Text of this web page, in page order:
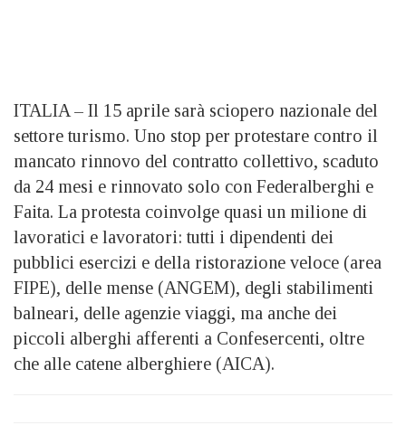
ITALIA – Il 15 aprile sarà sciopero nazionale del
settore turismo. Uno stop per protestare contro il
mancato rinnovo del contratto collettivo, scaduto
da 24 mesi e rinnovato solo con Federalberghi e
Faita. La protesta coinvolge quasi un milione di
lavoratici e lavoratori: tutti i dipendenti dei
pubblici esercizi e della ristorazione veloce (area
FIPE), delle mense (ANGEM), degli stabilimenti
balneari, delle agenzie viaggi, ma anche dei
piccoli alberghi afferenti a Confesercenti, oltre
che alle catene alberghiere (AICA).